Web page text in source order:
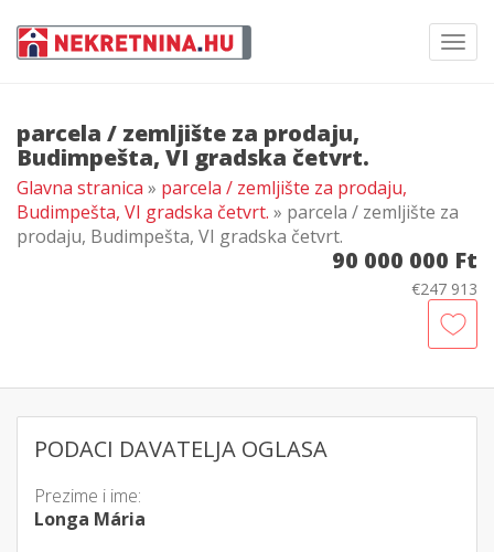
parcela / zemljište za prodaju,
Budimpešta, VI gradska četvrt.
Glavna stranica » parcela / zemljište za prodaju,
Budimpešta, VI gradska četvrt. » parcela / zemljište za
prodaju, Budimpešta, VI gradska četvrt.
90 000 000 Ft
€247 913
PODACI DAVATELJA OGLASA
Prezime i ime:
Longa Mária